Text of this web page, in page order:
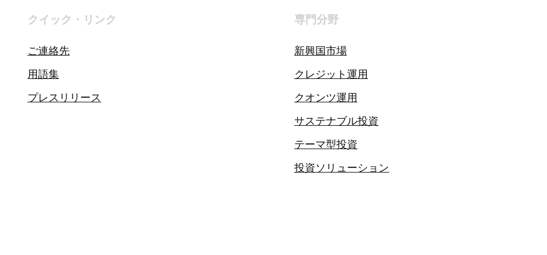
クイック・リンク
ご連絡先
用語集
プレスリリース
専門分野
新興国市場
クレジット運用
クオンツ運用
サステナブル投資
テーマ型投資
投資ソリューション